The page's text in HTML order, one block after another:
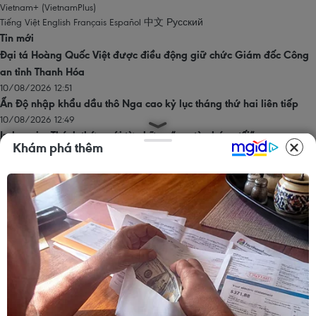
Vietnam+ (VietnamPlus)
Tiếng Việt English Français Español 中文 Русский
Tin mới
Đại tá Hoàng Quốc Việt được điều động giữ chức Giám đốc Công
an tỉnh Thanh Hóa
10/08/2026 12:51
Ấn Độ nhập khẩu dầu thô Nga cao kỷ lục tháng thứ hai liên tiếp
10/08/2026 12:49
Indonesia: Thách thức mới từ những “con tàu bóng tối”
10/08/2026 12:49
trị lúa gạo
10/08/2026 12:40
Du khách tấp nập đến núi Bà Đen xem triển lãm gốm tâm linh lớn
chưa từng có
10/08/2026 12:33
Trang chủ
Thăng Long - Hà Nội
Chính trị
Khám phá thêm